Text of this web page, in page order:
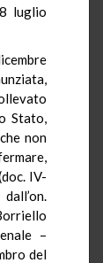
luglio
Stato,
non
IV-
–
del